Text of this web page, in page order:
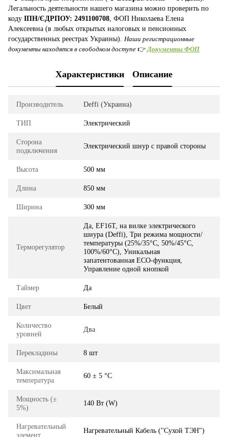
Легальность деятельности нашего магазина можно проверить по
коду ІПН/ЄДРПОУ: 2491100708 , ФОП Николаева Елена
Алексеевна (в любых открытых налоговых и пенсионных
государственных реестрах Украины). Наши регистрационные
документы находятся в свободном доступе 👉 Документы ФОП
Характеристики Описание
Производитель Deffi (Украина)
ТИП Электрический
Сторона
подключения
Электрический шнур с правой стороны
Высота 500 мм
Длина 850 мм
Ширина 300 мм
Терморегулятор
Да, EF16T, на вилке электрического
шнура (Deffi), Три режима мощности/
температуры (25%/35°C, 50%/45°C,
100%/60°C), Уникальная
запатентованная ECO-функция,
Управление одной кнопкой
Таймер Да
Цвет Белый
Количество
уровней
Два
Перекладины 8 шт
Максимальная
температура
60 ± 5 °C
Мощность (±
5%)
140 Вт (W)
Нагревательный
элемент
Нагревательный Кабель ("Сухой ТЭН")